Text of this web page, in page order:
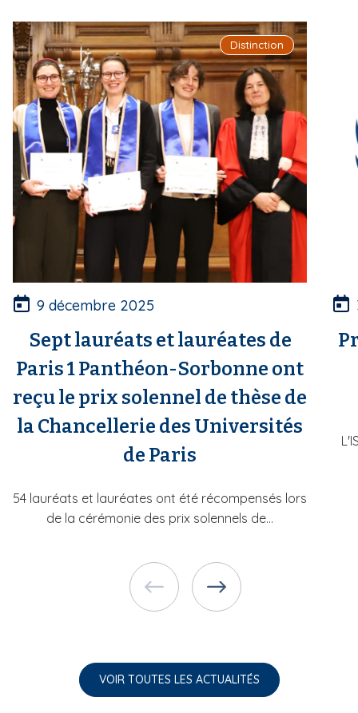
Distinction
9 décembre 2025
Sept lauréats et lauréates de
Paris 1 Panthéon-Sorbonne ont
reçu le prix solennel de thèse de
la Chancellerie des Universités
de Paris
54 lauréats et lauréates ont été récompensés lors
de la cérémonie des prix solennels de...
VOIR TOUTES LES ACTUALITÉS